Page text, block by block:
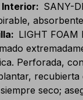
Interior: SANY-
: LIGHT FOAM
Perforada,
recubierta
seco;